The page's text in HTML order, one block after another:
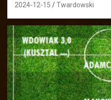
2024-12-15 Twardowski